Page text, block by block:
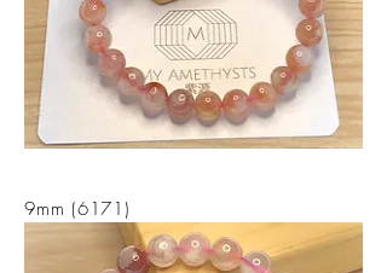
9mm (6171)